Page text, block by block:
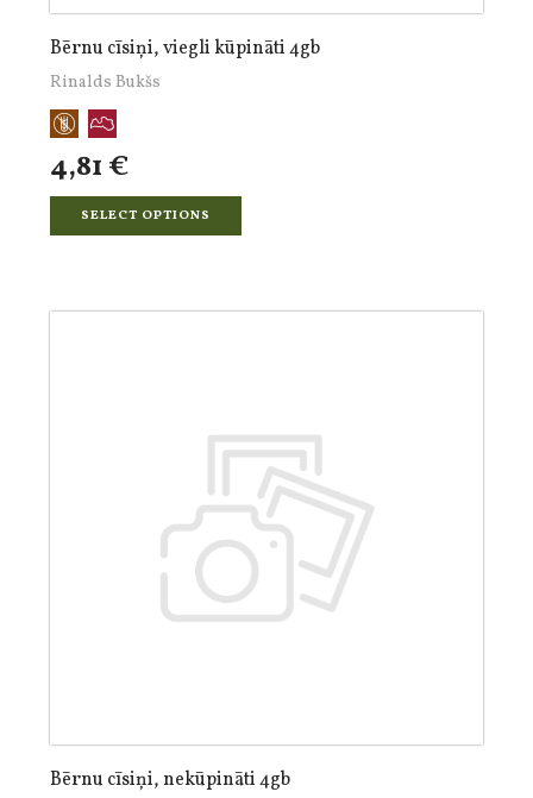
Bērnu cīsiņi, viegli kūpināti 4gb
Rinalds Bukšs
4,81 €
SELECT OPTIONS
Bērnu cīsiņi, nekūpināti 4gb